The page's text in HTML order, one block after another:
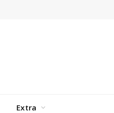
Extra